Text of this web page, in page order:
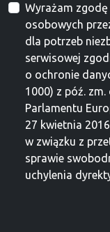
Wyrażam
osobowych
dla potrzeb
serwisowej
o ochronie
1000) z póź.
Parlamentu
27 kwietnia
w związku z
sprawie
uchylenia